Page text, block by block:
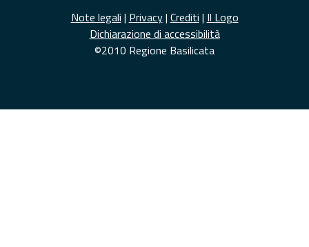
Note legali | Privacy| Crediti | Il Logo
Dichiarazione di accessibilità
©2010 Regione Basilicata